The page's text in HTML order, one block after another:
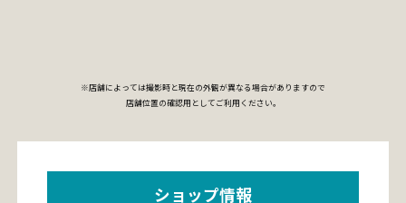
※店舗によっては撮影時と現在の外観が異なる場合がありますので
店舗位置の確認用としてご利用ください。
ショップ情報